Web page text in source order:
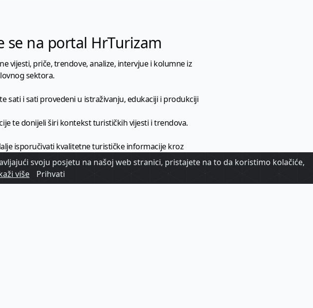
se na portal HrTurizam
vijesti, priče, trendove, analize, intervjue i kolumne iz
sektora.
sati i sati provedeni u istraživanju, edukaciji i produkciji
te donijeli širi kontekst turističkih vijesti i trendova.
isporučivati kvalitetne turističke informacije kroz
godišnje
svijeta hrvatskog turizma.
svoju posjetu na našoj web stranici, pristajete na to da koristimo kolačiće,
više Prihvati